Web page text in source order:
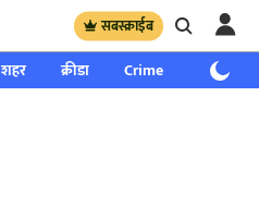
सबस्क्राईब
शहर क्रीडा Crime साप्ताहिक